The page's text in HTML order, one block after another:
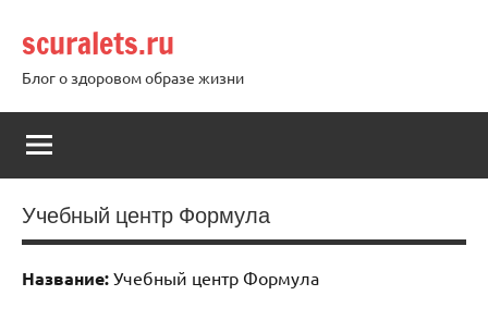
содержимому
scuralets.ru
Блог о здоровом образе жизни
Учебный центр Формула
Название: Учебный центр Формула